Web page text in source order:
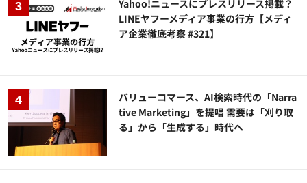
Yahoo!ニュースにプレスリリース掲載？
LINEヤフーメディア事業の行方【メディ
ア企業徹底考察 #321】
バリューコマース、AI検索時代の「Narra
tive Marketing」を提唱 需要は「刈り取
る」から「生成する」時代へ